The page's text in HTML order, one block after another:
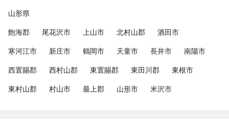
山形県
飽海郡
尾花沢市 上山市 北村山郡
酒田市
寒河江市
新庄市 鶴岡市 天童市 長井市
南陽市
西置賜郡
西村山郡 東置賜郡 東田川郡
東根市
東村山郡
村山市 最上郡 山形市 米沢市